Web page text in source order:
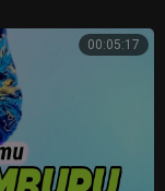
00:05:17